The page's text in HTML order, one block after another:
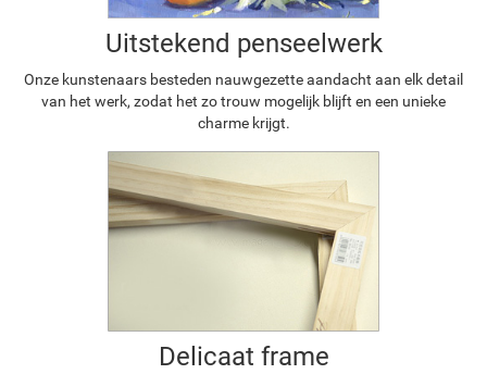
Uitstekend penseelwerk
Onze kunstenaars besteden nauwgezette aandacht aan elk detail
van het werk, zodat het zo trouw mogelijk blijft en een unieke
charme krijgt.
Delicaat frame